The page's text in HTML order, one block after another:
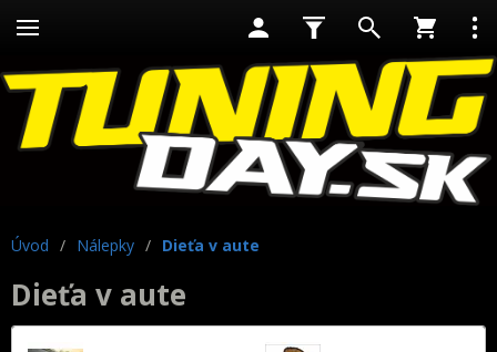
Úvod / Nálepky / Dieťa v aute
Dieťa v aute